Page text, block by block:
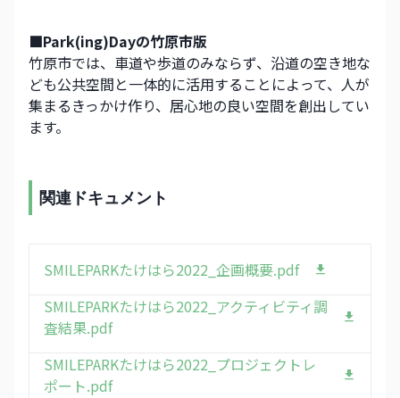
■Park(ing)Dayの竹原市版
竹原市では、車道や歩道のみならず、沿道の空き地な
ども公共空間と一体的に活用することによって、人が
集まるきっかけ作り、居心地の良い空間を創出してい
ます。
関連ドキュメント
SMILEPARKたけはら2022_企画概要.pdf
SMILEPARKたけはら2022_アクティビティ調
査結果.pdf
SMILEPARKたけはら2022_プロジェクトレ
ポート.pdf